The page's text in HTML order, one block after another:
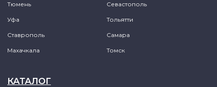
Тюмень Севастополь
Уфа Тольятти
Ставрополь Самара
Махачкала Томск
КАТАЛОГ